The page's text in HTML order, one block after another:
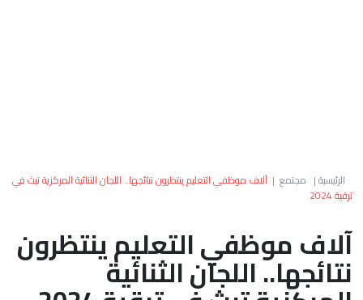
العالم
الصحراء
الرئيسية| مجتمع | آلاف موظفي التعليم ينتظرون نتائجها.. اللجان الثنائية المركزية تبث في
ترقية 2024
آلاف موظفي التعليم ينتظرون
نتائجها.. اللجان الثنائية